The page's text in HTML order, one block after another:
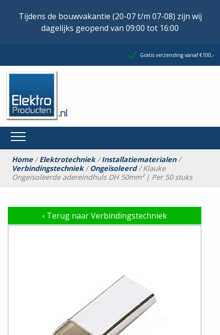
Tijdens de bouwvakantie (20-07 t/m 07-08) zijn wij
dagelijks geopend van 09:00 tot 16:00
Gratis verzending vanaf €100,-
Home/Elektrotechniek/Installatiematerialen/
Verbindingstechniek/Ongeïsoleerd/ Klauke
Ongeïsoleerde adereindhuls DH 50mm² | Per 50 stuks
‹ Terug naar Verbindingstechniek